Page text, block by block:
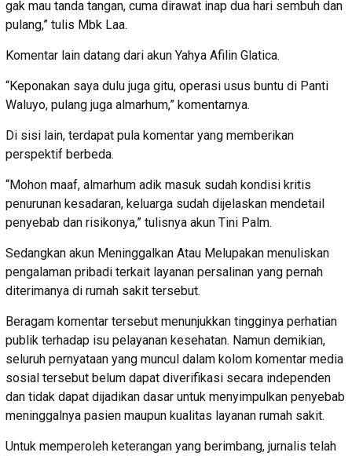
gak mau tanda tangan, cuma dirawat inap dua hari sembuh dan
pulang,” tulis Mbk Laa.
Komentar lain datang dari akun Yahya Afilin Glatica.
“Keponakan saya dulu juga gitu, operasi usus buntu di Panti
Waluyo, pulang juga almarhum,” komentarnya.
Di sisi lain, terdapat pula komentar yang memberikan
perspektif berbeda.
“Mohon maaf, almarhum adik masuk sudah kondisi kritis
penurunan kesadaran, keluarga sudah dijelaskan mendetail
penyebab dan risikonya,” tulisnya akun Tini Palm.
Sedangkan akun Meninggalkan Atau Melupakan menuliskan
pengalaman pribadi terkait layanan persalinan yang pernah
diterimanya di rumah sakit tersebut.
Beragam komentar tersebut menunjukkan tingginya perhatian
publik terhadap isu pelayanan kesehatan. Namun demikian,
seluruh pernyataan yang muncul dalam kolom komentar media
sosial tersebut belum dapat diverifikasi secara independen
dan tidak dapat dijadikan dasar untuk menyimpulkan penyebab
meninggalnya pasien maupun kualitas layanan rumah sakit.
Untuk memperoleh keterangan yang berimbang, jurnalis telah